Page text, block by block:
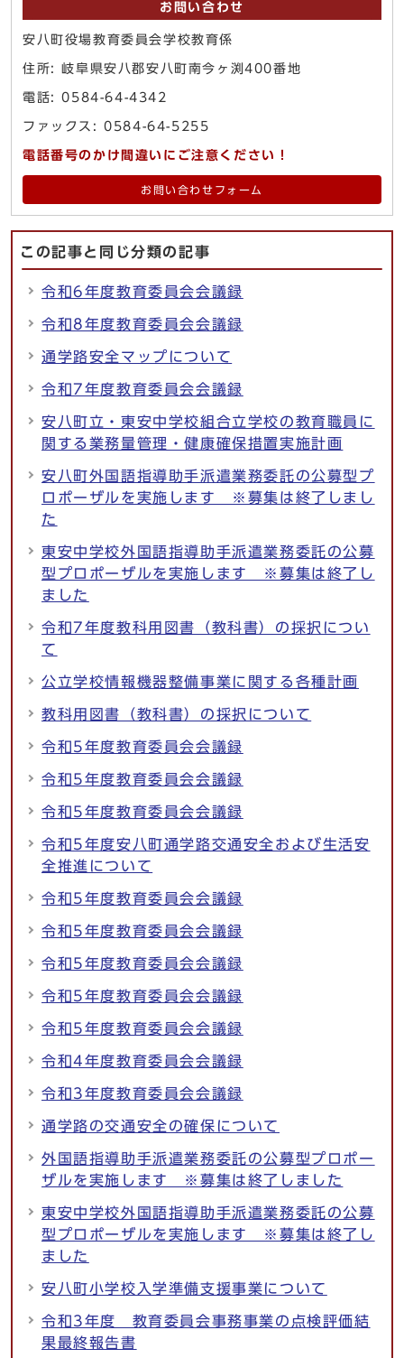
お問い合わせ
安八町役場教育委員会学校教育係
住所: 岐阜県安八郡安八町南今ヶ渕400番地
電話: 0584-64-4342
ファックス: 0584-64-5255
電話番号のかけ間違いにご注意ください！
お問い合わせフォーム
この記事と同じ分類の記事
令和6年度教育委員会会議録
令和8年度教育委員会会議録
通学路安全マップについて
令和7年度教育委員会会議録
安八町立・東安中学校組合立学校の教育職員に
関する業務量管理・健康確保措置実施計画
安八町外国語指導助手派遣業務委託の公募型プ
ロポーザルを実施します ※募集は終了しまし
た
東安中学校外国語指導助手派遣業務委託の公募
型プロポーザルを実施します ※募集は終了し
ました
令和7年度教科用図書（教科書）の採択につい
て
公立学校情報機器整備事業に関する各種計画
教科用図書（教科書）の採択について
令和5年度教育委員会会議録
令和5年度教育委員会会議録
令和5年度教育委員会会議録
令和5年度安八町通学路交通安全および生活安
全推進について
令和5年度教育委員会会議録
令和5年度教育委員会会議録
令和5年度教育委員会会議録
令和5年度教育委員会会議録
令和5年度教育委員会会議録
令和4年度教育委員会会議録
令和3年度教育委員会会議録
通学路の交通安全の確保について
外国語指導助手派遣業務委託の公募型プロポー
ザルを実施します ※募集は終了しました
東安中学校外国語指導助手派遣業務委託の公募
型プロポーザルを実施します ※募集は終了し
ました
安八町小学校入学準備支援事業について
令和3年度 教育委員会事務事業の点検評価結
果最終報告書